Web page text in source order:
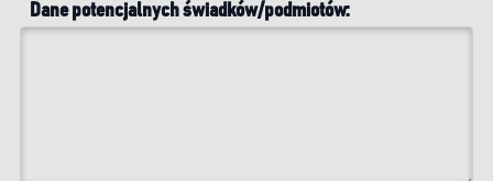
Dane potencjalnych świadków/podmiotów: